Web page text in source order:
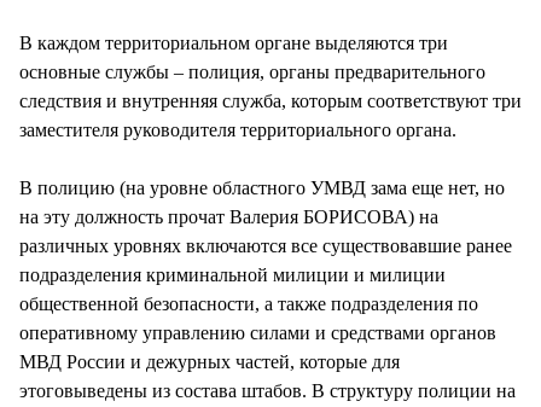
В каждом территориальном органе выделяются три
основные службы – полиция, органы предварительного
следствия и внутренняя служба, которым соответствуют три
заместителя руководителя территориального органа.
В полицию (на уровне областного УМВД зама еще нет, но
на эту должность прочат Валерия БОРИСОВА) на
различных уровнях включаются все существовавшие ранее
подразделения криминальной милиции и милиции
общественной безопасности, а также подразделения по
оперативному управлению силами и средствами органов
МВД России и дежурных частей, которые для
этоговыведены из состава штабов. В структуру полиции на